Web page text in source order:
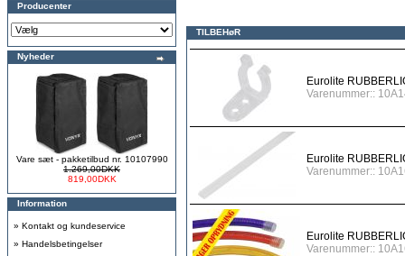
Producenter
Nyheder
Vare sæt - pakketilbud nr. 10107990
1.269,00DKK
819,00DKK
Information
» Kontakt og kundeservice
» Handelsbetingelser
TILBEHøR
Eurolite
Varenummer::
Eurolite
Varenummer::
Eurolite
Varenummer::